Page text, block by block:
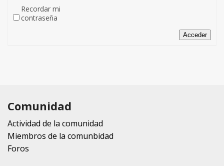
Recordar mi
contraseña
Acceder
Comunidad
Actividad de la comunidad
Miembros de la comunbidad
Foros